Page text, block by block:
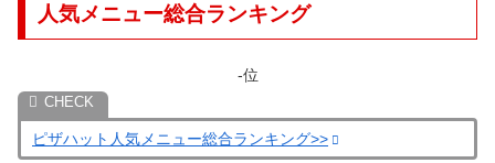
人気メニュー総合ランキング
-位
ピザハット人気メニュー総合ランキング>>